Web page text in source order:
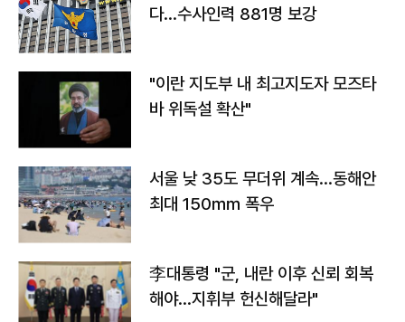
다…수사인력 881명 보강
"이란 지도부 내 최고지도자 모즈타
바 위독설 확산"
서울 낮 35도 무더위 계속…동해안
최대 150㎜ 폭우
李대통령 "군, 내란 이후 신뢰 회복
해야…지휘부 헌신해달라"